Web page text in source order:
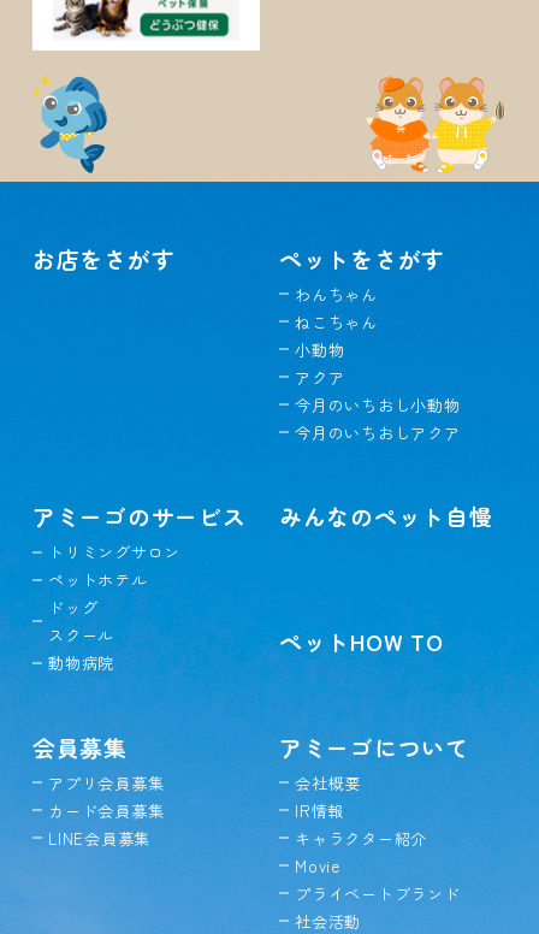
お店をさがす ペットをさがす
わんちゃん
ねこちゃん
小動物
アクア
今月のいちおし小動物
今月のいちおしアクア
アミーゴのサービス
トリミングサロン
ペットホテル
ドッグ
スクール
動物病院
みんなのペット自慢
ペットHOW TO
会員募集
アプリ会員募集
カード会員募集
LINE会員募集
アミーゴについて
会社概要
IR情報
キャラクター紹介
Movie
プライベートブランド
社会活動